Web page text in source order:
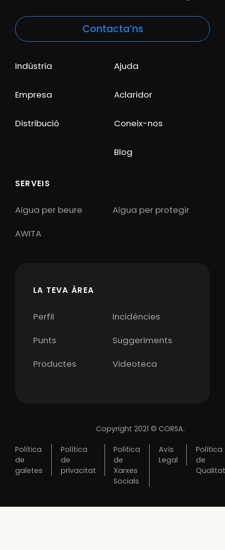
Contacta’ns
Indústria
Empresa
Distribució
Ajuda
Aclaridor
Coneix-nos
Blog
SERVEIS
Aigua per beure
Aigua per protegir
AWITA
LA TEVA ÀREA
Perfil
Incidències
Punts
Suggeriments
Productes
Videoteca
Copyright 2021 © CORSA.
Política
de
galetes
Política
de
privacitat
Política
de
Xarxes
Socials
Avís
Legal
Política
de